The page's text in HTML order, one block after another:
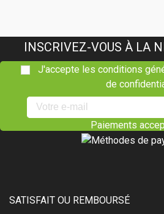
INSCRIVEZ-VOUS À LA
J'accepte les conditions
de
Paiements
SATISFAIT OU REMBOURSÉ